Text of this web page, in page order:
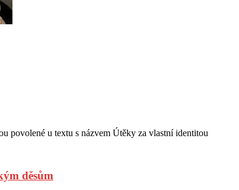
povolené u textu s názvem Útěky za vlastní identitou
děsům